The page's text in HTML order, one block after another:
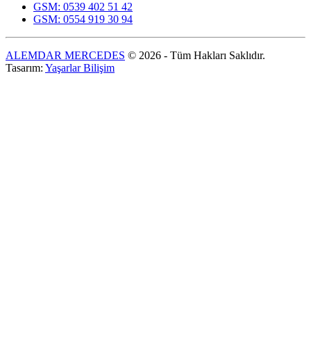
GSM: 0539 402 51 42
GSM: 0554 919 30 94
ALEMDAR MERCEDES © 2026 - Tüm Hakları Saklıdır.
Tasarım: Yaşarlar Bilişim